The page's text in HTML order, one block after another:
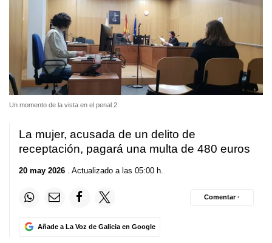
Un momento de la vista en el penal 2
La mujer, acusada de un delito de
receptación, pagará una multa de 480 euros
20 may 2026 . Actualizado a las 05:00 h.
Añade a La Voz de Galicia en Google
Comentar ·